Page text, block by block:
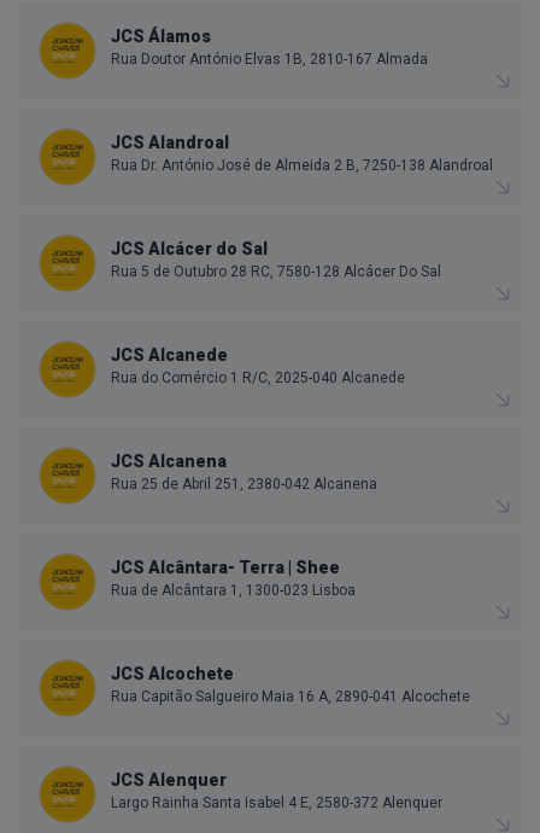
JCS Álamos
Rua Doutor António Elvas 1B, 2810-167 Almada
JCS Alandroal
Rua Dr. António José de Almeida 2 B, 7250-138 Alandroal
JCS Alcácer do Sal
Rua 5 de Outubro 28 RC, 7580-128 Alcácer Do Sal
JCS Alcanede
Rua do Comércio 1 R/C, 2025-040 Alcanede
JCS Alcanena
Rua 25 de Abril 251, 2380-042 Alcanena
JCS Alcântara- Terra | Shee
Rua de Alcântara 1, 1300-023 Lisboa
JCS Alcochete
Rua Capitão Salgueiro Maia 16 A, 2890-041 Alcochete
JCS Alenquer
Largo Rainha Santa Isabel 4 E, 2580-372 Alenquer